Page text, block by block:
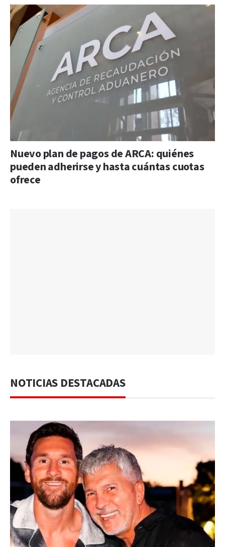
Nuevo plan de pagos de ARCA: quiénes
pueden adherirse y hasta cuántas cuotas
ofrece
NOTICIAS DESTACADAS